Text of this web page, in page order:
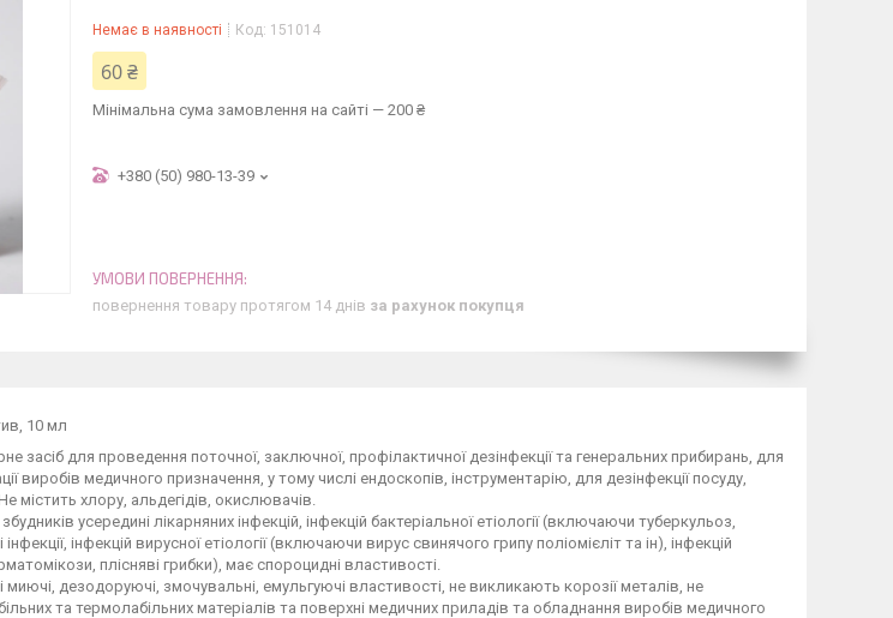
Немає в наявності Код: 151014
60 ₴
Мінімальна сума замовлення на сайті — 200 ₴
+380 (50) 980-13-39
повернення товару протягом 14 днів за рахунок покупця
10 мл
засіб для проведення поточної, заключної, профілактичної дезінфекції та генеральних прибирань, для
виробів медичного призначення, у тому числі ендоскопів, інструментарію, для дезінфекції посуду,
містить хлору, альдегідів, окислювачів.
усередині лікарняних інфекцій, інфекцій бактеріальної етіології (включаючи туберкульоз,
інфекцій вирусної етіології (включаючи вирус свинячого грипу поліомієліт та ін), інфекцій
плісняві грибки), має спороцидні властивості.
дезодоруючі, змочувальні, емульгуючі властивості, не викликають корозії металів, не
та термолабільних матеріалів та поверхні медичних приладів та обладнання виробів медичного